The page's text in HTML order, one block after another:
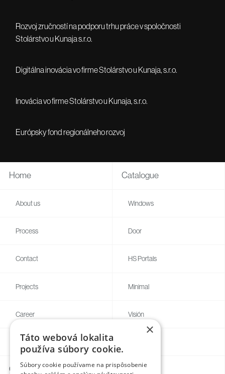
Rozvoj zručností na podporu trhu práce v spoločnosti
Stolárstvo u Kunaja s.r.o.
Digitálna inovácia vo firme Stolárstvo u Kunaja, s.r.o.
Inovácia vo firme Stolárstvo u Kunaja, s.r.o.
Európsky fond regionálneho rozvoj
Home
About us
Process
Contact
Projects
Career
Blogg
Catalogue
Windows
Door
HS Portals
Minimal
Visión
Contacts
×
Táto webová lokalita
používa súbory cookie.
Súbory cookie používame na prispôsobenie